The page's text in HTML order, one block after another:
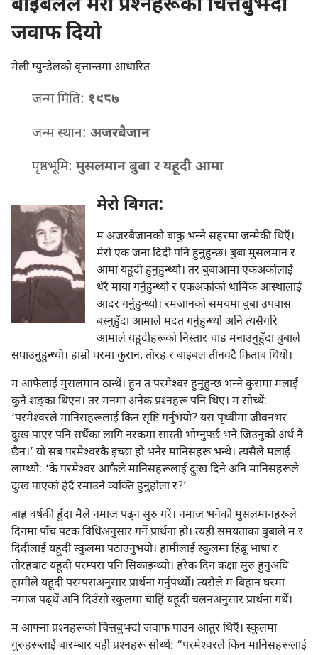
बाइबलले मेरा प्रश्‍नहरूको चित्तबुझ्दो
जवाफ दियो
मेली ग्युन्डेलको वृत्तान्तमा आधारित
जन्म मिति: १९८७
जन्म स्थान: अजरबैजान
पृष्ठभूमि: मुसलमान बुबा र यहूदी आमा
मेरो विगत:
म अजरबैजानको बाकु भन्‍ने सहरमा जन्मेकी थिएँ।
मेरो एक जना दिदी पनि हुनुहुन्छ। बुबा मुसलमान र
आमा यहूदी हुनुहुन्थ्यो। तर बुबाआमा एकअर्कालाई
धेरै माया गर्नुहुन्थ्यो र एकअर्काको धार्मिक आस्थालाई
आदर गर्नुहुन्थ्यो। रमजानको समयमा बुबा उपवास
बस्नुहुँदा आमाले मदत गर्नुहुन्थ्यो अनि त्यसैगरि
आमाले यहूदीहरूको निस्तार चाड मनाउनुहुँदा बुबाले
सघाउनुहुन्थ्यो। हाम्रो घरमा कुरान, तोरह र बाइबल तीनवटै किताब थियो।
म आफैलाई मुसलमान ठान्थें। हुन त परमेश्‍वर हुनुहुन्छ भन्‍ने कुरामा मलाई
कुनै शङ्‌का थिएन। तर मनमा अनेक प्रश्‍नहरू पनि थिए। म सोच्थें:
‘परमेश्‍वरले मानिसहरूलाई किन सृष्टि गर्नुभयो? यस पृथ्वीमा जीवनभर
दुःख पाएर पनि सधैंका लागि नरकमा सास्ती भोग्नुपर्छ भने जिउनुको अर्थ नै
छैन।’ यो सब परमेश्‍वरकै इच्छा हो भनेर मानिसहरू भन्थे। त्यसैले मलाई
लाग्थ्यो: ‘के परमेश्‍वर आफैले मानिसहरूलाई दुःख दिने अनि मानिसहरूले
दुःख पाएको हेर्दै रमाउने व्यक्‍ति हुनुहोला र?’
बाह्र वर्षकी हुँदा मैले नमाज पढ्‌न सुरु गरें। नमाज भनेको मुसलमानहरूले
दिनमा पाँच पटक विधिअनुसार गर्ने प्रार्थना हो। त्यही समयताका बुबाले म र
दिदीलाई यहूदी स्कुलमा पठाउनुभयो। हामीलाई स्कुलमा हिब्रू भाषा र
तोरहबाट यहूदी परम्परा पनि सिकाइन्थ्यो। हरेक दिन कक्षा सुरु हुनुअघि
हामीले यहूदी परम्पराअनुसार प्रार्थना गर्नुपर्थ्यो। त्यसैले म बिहान घरमा
नमाज पढ्‌थें अनि दिउँसो स्कुलमा चाहिं यहूदी चलनअनुसार प्रार्थना गर्थें।
म आफ्ना प्रश्‍नहरूको चित्तबुझ्दो जवाफ पाउन आतुर थिएँ। स्कुलमा
गुरुहरूलाई बारम्बार यही प्रश्‍नहरू सोध्थें: “परमेश्‍वरले किन मानिसहरूलाई